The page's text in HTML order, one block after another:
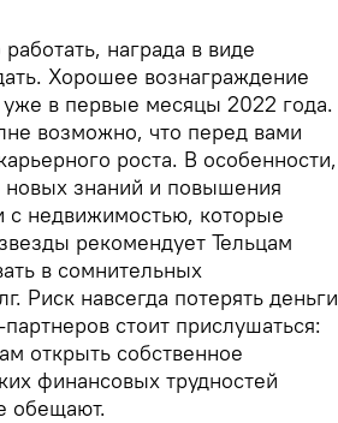
награда в виде
Хорошее вознаграждение
в первые месяцы 2022 года.
возможно, что перед вами
роста. В особенности,
новых знаний и повышения
с недвижимостью, которые
рекомендует Тельцам
в сомнительных
Риск навсегда потерять деньги
стоит прислушаться:
открыть собственное
финансовых трудностей
обещают.